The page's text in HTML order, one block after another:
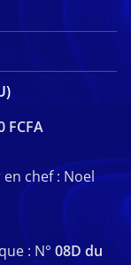
FCFA
chef : Noel
: N° 08D du